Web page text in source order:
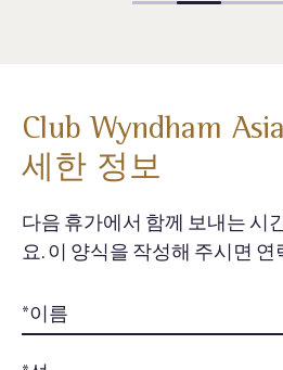
Club Wyndham
세한 정보
다음 휴가에서 함께 보내는 시
요. 이 양식을 작성해 주시면